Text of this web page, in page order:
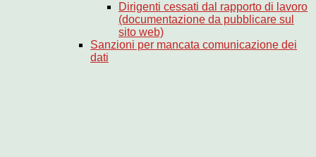
Dirigenti cessati dal rapporto di lavoro
(documentazione da pubblicare sul
sito web)
Sanzioni per mancata comunicazione dei
dati